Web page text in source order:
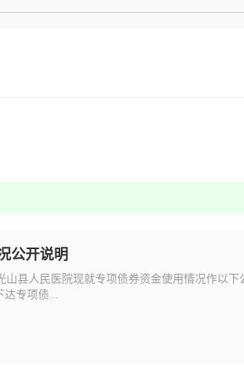
公开说明
县人民医院现就专项债券资金使用情况作以
专项债...